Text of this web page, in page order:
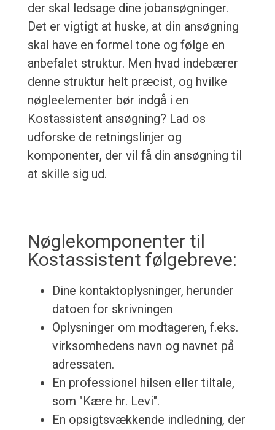
der skal ledsage dine jobansøgninger.
Det er vigtigt at huske, at din ansøgning
skal have en formel tone og følge en
anbefalet struktur. Men hvad indebærer
denne struktur helt præcist, og hvilke
nøgleelementer bør indgå i en
Kostassistent ansøgning? Lad os
udforske de retningslinjer og
komponenter, der vil få din ansøgning til
at skille sig ud.
Nøglekomponenter til
Kostassistent følgebreve:
Dine kontaktoplysninger, herunder
datoen for skrivningen
Oplysninger om modtageren, f.eks.
virksomhedens navn og navnet på
adressaten.
En professionel hilsen eller tiltale,
som "Kære hr. Levi".
En opsigtsvækkende indledning, der